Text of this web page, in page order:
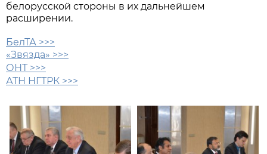
белорусской стороны в их дальнейшем
расширении.
БелТА >>>
«Звязда» >>>
ОНТ >>>
АТН НГТРК >>>